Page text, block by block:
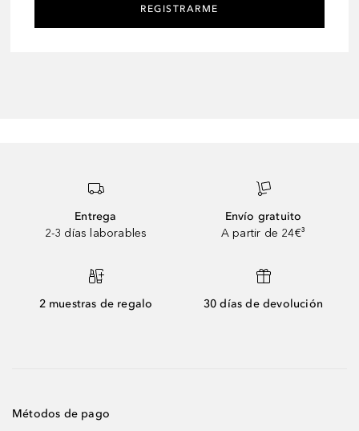
REGISTRARME
Entrega
2-3 días laborables
Envío gratuito
A partir de 24€³
2 muestras de regalo 30 días de devolución
Métodos de pago